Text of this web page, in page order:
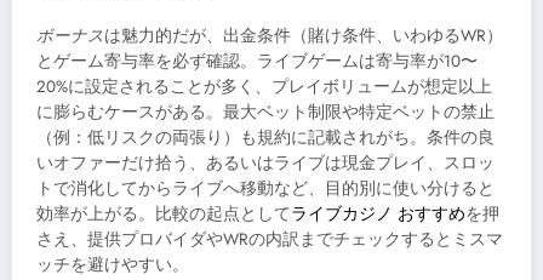
ボーナスは魅力的だが、出金条件（賭け条件、いわゆるWR）
とゲーム寄与率を必ず確認。ライブゲームは寄与率が10〜
20%に設定されることが多く、プレイボリュームが想定以上
に膨らむケースがある。最大ベット制限や特定ベットの禁止
（例：低リスクの両張り）も規約に記載されがち。条件の良
いオファーだけ拾う、あるいはライブは現金プレイ、スロッ
トで消化してからライブへ移動など、目的別に使い分けると
効率が上がる。比較の起点としてライブカジノ おすすめを押
さえ、提供プロバイダやWRの内訳までチェックするとミスマ
ッチを避けやすい。